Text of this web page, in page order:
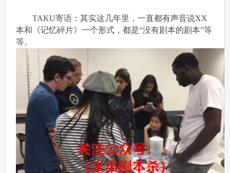
TAKU寄语：其实这几年里，一直都有声音说XX
本和《记忆碎片》一个形式，都是“没有剧本的剧本”等
等。